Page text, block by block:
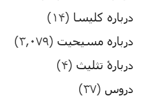
درباره کلیسا (۱۴)
درباره مسیحیت (۳,۰۷۹)
دربارۀ تثلیث (۴)
دروس (۳۷)